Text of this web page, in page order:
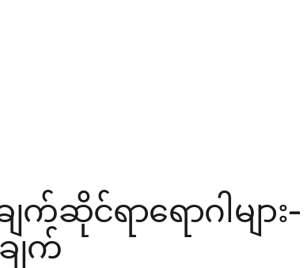
ဆိုင်ရာရောဂါများ-
ျက်